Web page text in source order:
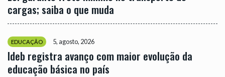
cargas; saiba o que muda
EDUCAÇÃO 5, agosto, 2026
Ideb registra avanço com maior evolução da
educação básica no país